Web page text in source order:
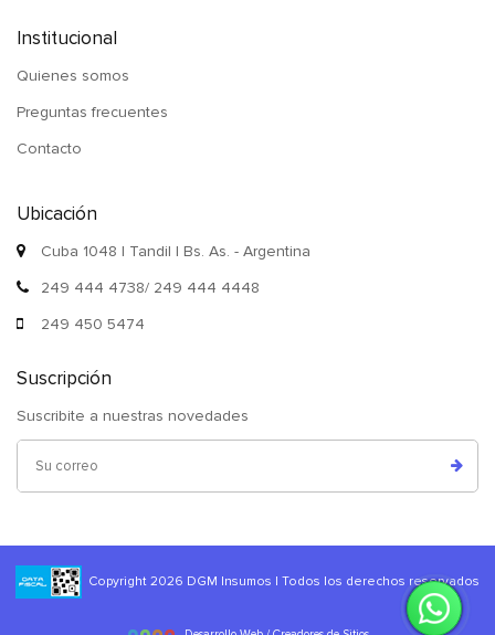
Institucional
Quienes somos
Preguntas frecuentes
Contacto
Ubicación
Cuba 1048 | Tandil | Bs. As. - Argentina
249 444 4738/ 249 444 4448
249 450 5474
Suscripción
Suscribite a nuestras novedades
Copyright 2026 DGM Insumos | Todos los derechos reservados